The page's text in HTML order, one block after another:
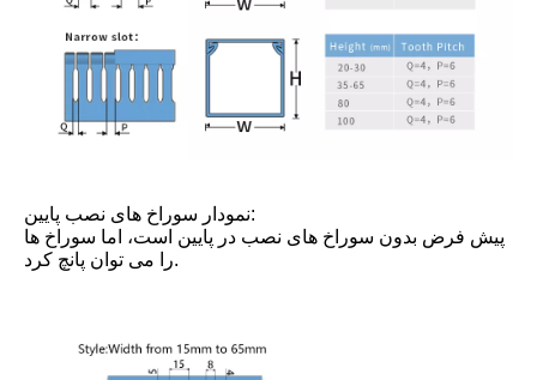
نمودار سوراخ های نصب پایین:
پیش فرض بدون سوراخ های نصب در پایین است، اما سوراخ ها
را می توان پانچ کرد.